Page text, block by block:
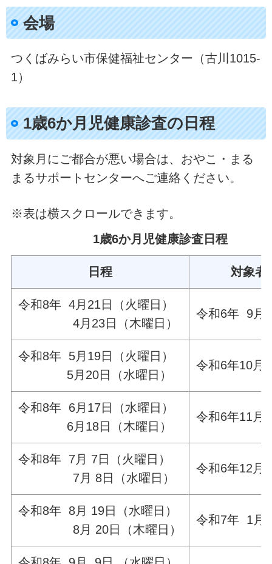
会場
つくばみらい市保健福祉センター（古川1015-
1）
1歳6か月児健康診査の日程
対象月にご都合が悪い場合は、おやこ・まる
まるサポートセンターへご連絡ください。
※表は横スクロールできます。
1歳6か月児健康診査日程
日程 対象者
令和8年 4月21日（火曜日）
4月23日（木曜日）
令和6年 9月
令和8年 5月19日（火曜日）
5月20日（水曜日）
令和6年10月
令和8年 6月17日（水曜日）
6月18日（木曜日）
令和6年11月
令和8年 7月 7日（火曜日）
7月 8日（水曜日）
令和6年12月
令和8年 8月 19日（水曜日）
8月 20日（木曜日）
令和7年 1月